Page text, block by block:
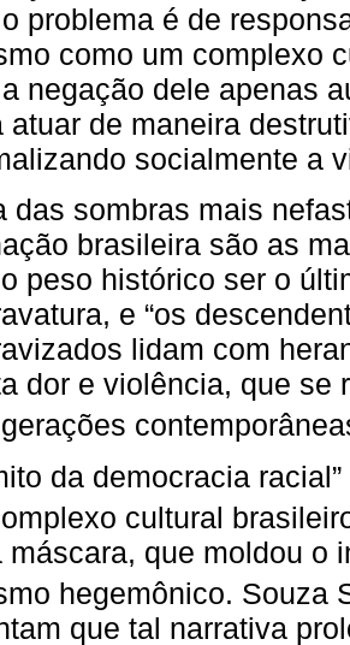
problema é de
como um complexo
negação dele apenas
atuar de maneira
socialmente a
das sombras mais
brasileira são as
peso histórico ser o
e “os
lidam com
dor e violência, que se
da democracia
cultural
máscara, que moldou o
hegemônico. Souza
que tal narrativa